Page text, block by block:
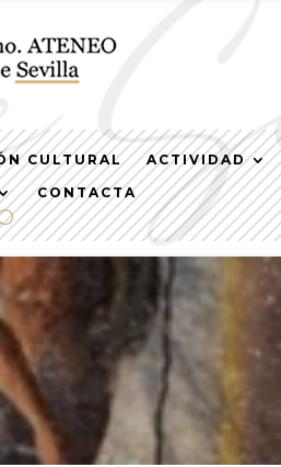
CULTURAL ACTIVIDAD
CONTACTA